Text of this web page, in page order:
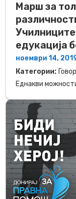
Марш за
едукација
ноември 14,
Категории:
Еднакви